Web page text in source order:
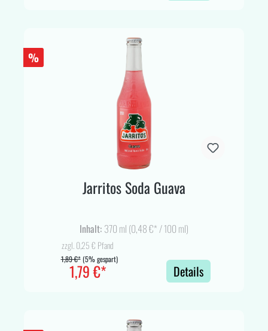
%
Jarritos Soda Guava
Inhalt: 370 ml (0,48 €* / 100 ml)
zzgl. 0,25 € Pfand
1,79 €*
1,89 €* (5% gespart)
Details